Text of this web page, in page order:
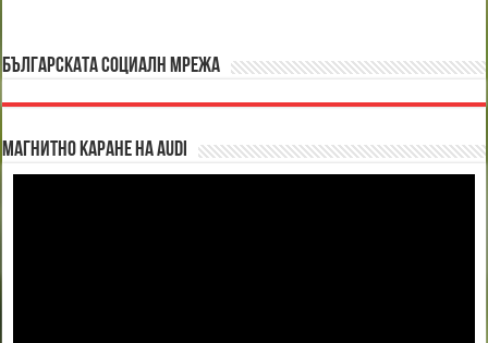
БЪЛГАРСКАТА СОЦИАЛН МРЕЖА
Магнитно каране на Audi